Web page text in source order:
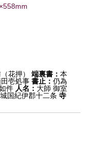
花押） 端裏書：本
壱処事 書止：仍為
件 人名： 大師 御室
国紀伊郡十二条 寺